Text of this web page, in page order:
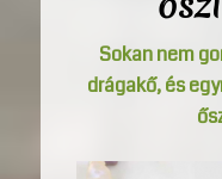
Sokan nem
drágakő, és